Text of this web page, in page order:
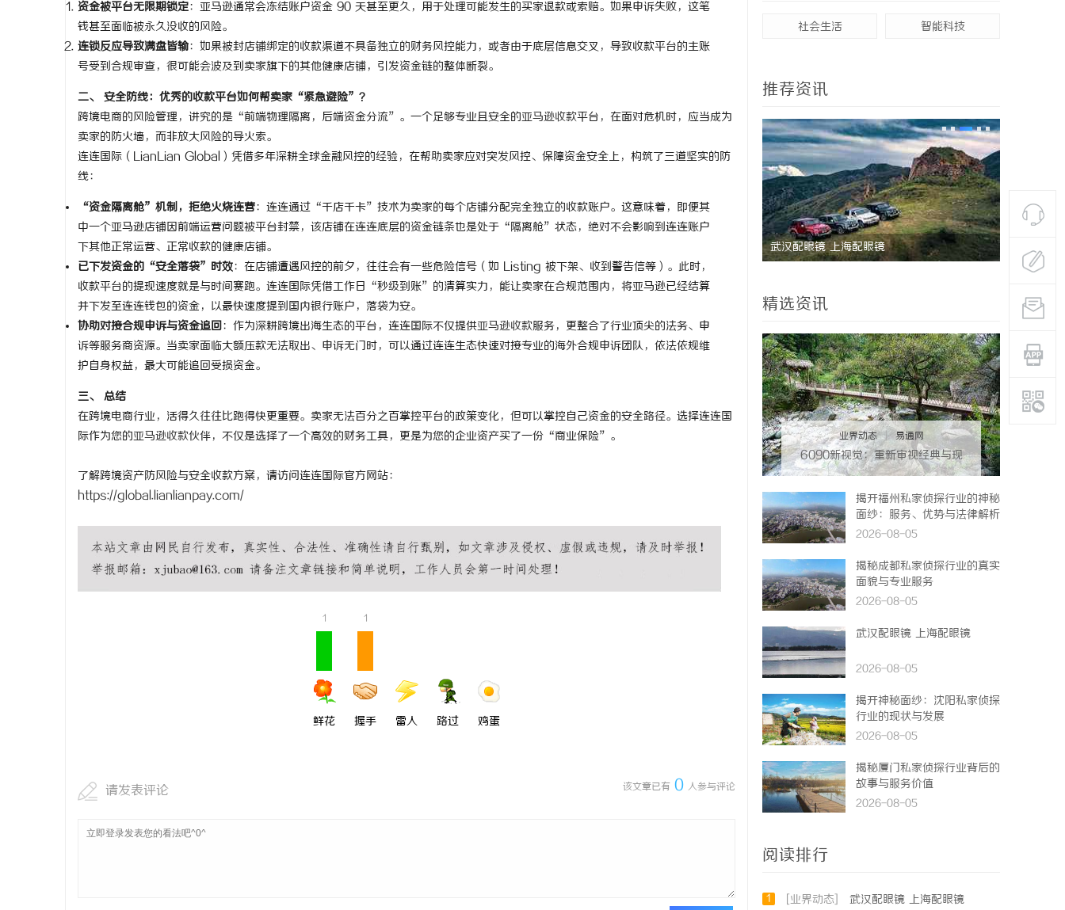
资金被平台无限期锁定：亚马逊通常会冻结账户资金 90 天甚至更久，用于处理可能发生的买家退款或索赔。如果申诉失败，这笔
钱甚至面临被永久没收的风险。
连锁反应导致满盘皆输：如果被封店铺绑定的收款渠道不具备独立的财务风控能力，或者由于底层信息交叉，导致收款平台的主账
号受到合规审查，很可能会波及到卖家旗下的其他健康店铺，引发资金链的整体断裂。
二、 安全防线：优秀的收款平台如何帮卖家“紧急避险”？
跨境电商的风险管理，讲究的是“前端物理隔离，后端资金分流”。一个足够专业且安全的亚马逊收款平台，在面对危机时，应当成为
卖家的防火墙，而非放大风险的导火索。
连连国际（LianLian Global）凭借多年深耕全球金融风控的经验，在帮助卖家应对突发风控、保障资金安全上，构筑了三道坚实的防
线：
“资金隔离舱”机制，拒绝火烧连营：连连通过“千店千卡”技术为卖家的每个店铺分配完全独立的收款账户。这意味着，即便其
中一个亚马逊店铺因前端运营问题被平台封禁，该店铺在连连底层的资金链条也是处于“隔离舱”状态，绝对不会影响到连连账户
下其他正常运营、正常收款的健康店铺。
已下发资金的“安全落袋”时效：在店铺遭遇风控的前夕，往往会有一些危险信号（如 Listing 被下架、收到警告信等）。此时，
收款平台的提现速度就是与时间赛跑。连连国际凭借工作日“秒级到账”的清算实力，能让卖家在合规范围内，将亚马逊已经结算
并下发至连连钱包的资金，以最快速度提到国内银行账户，落袋为安。
协助对接合规申诉与资金追回：作为深耕跨境出海生态的平台，连连国际不仅提供亚马逊收款服务，更整合了行业顶尖的法务、申
诉等服务商资源。当卖家面临大额压款无法取出、申诉无门时，可以通过连连生态快速对接专业的海外合规申诉团队，依法依规维
护自身权益，最大可能追回受损资金。
三、 总结
在跨境电商行业，活得久往往比跑得快更重要。卖家无法百分之百掌控平台的政策变化，但可以掌控自己资金的安全路径。选择连连国
际作为您的亚马逊收款伙伴，不仅是选择了一个高效的财务工具，更是为您的企业资产买了一份“商业保险”。
了解跨境资产防风险与安全收款方案，请访问连连国际官方网站：
https://global.lianlianpay.com/
1
鲜花
1
握手 雷人 路过 鸡蛋
该文章已有 0 人参与评论
请发表评论
社会生活 智能科技
推荐资讯
武汉配眼镜 上海配眼镜 武汉配眼
精选资讯
业界动态 | 易通网
6090新视觉：重新审视经典与现
代的视觉盛宴
揭开福州私家侦探行业的神秘
面纱：服务、优势与法律解析
2026-08-05
揭秘成都私家侦探行业的真实
面貌与专业服务
2026-08-05
武汉配眼镜 上海配眼镜
2026-08-05
揭开神秘面纱：沈阳私家侦探
行业的现状与发展
2026-08-05
揭秘厦门私家侦探行业背后的
故事与服务价值
2026-08-05
阅读排行
1 [业界动态] 武汉配眼镜 上海配眼镜